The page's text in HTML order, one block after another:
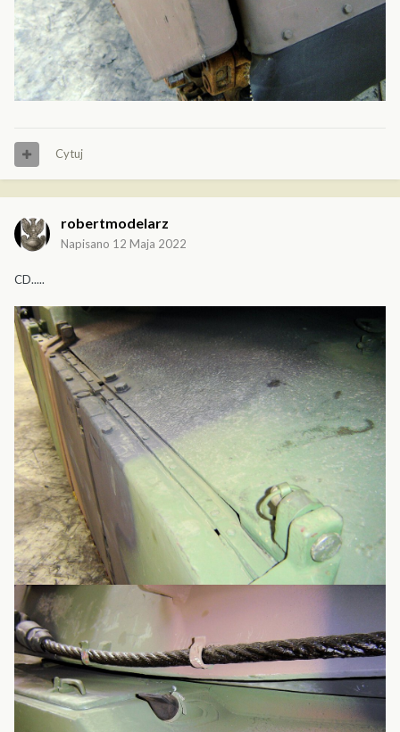
Cytuj
robertmodelarz
Napisano 12 Maja 2022
CD.....